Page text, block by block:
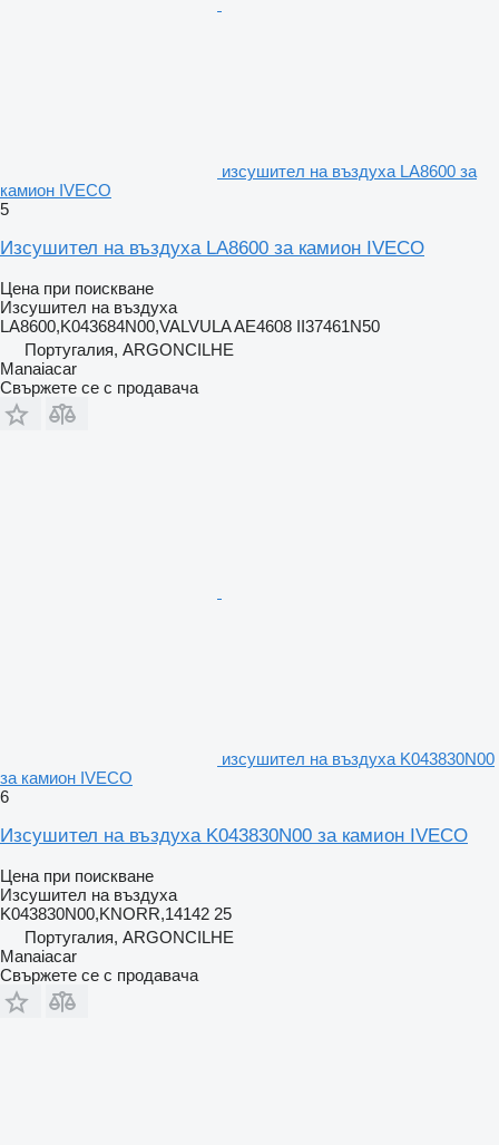
изсушител на въздуха LA8600 за
камион IVECO
5
Изсушител на въздуха LA8600 за камион IVECO
Цена при поискване
Изсушител на въздуха
LA8600,K043684N00,VALVULA AE4608 II37461N50
Португалия, ARGONCILHE
Manaiacar
Свържете се с продавача
изсушител на въздуха K043830N00
за камион IVECO
6
Изсушител на въздуха K043830N00 за камион IVECO
Цена при поискване
Изсушител на въздуха
K043830N00,KNORR,14142 25
Португалия, ARGONCILHE
Manaiacar
Свържете се с продавача